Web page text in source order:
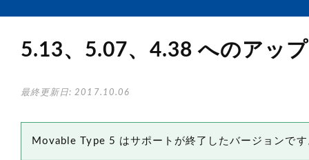
5.13、5.07、4.38 へのアッ
最終更新日: 2017.10.06
Movable Type 5 はサポートが終了したバージョンで